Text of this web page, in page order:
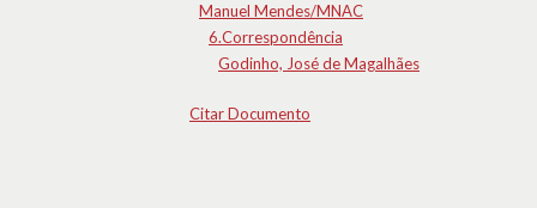
Manuel Mendes/MNAC
6.Correspondência
Godinho, José de Magalhães
Citar Documento